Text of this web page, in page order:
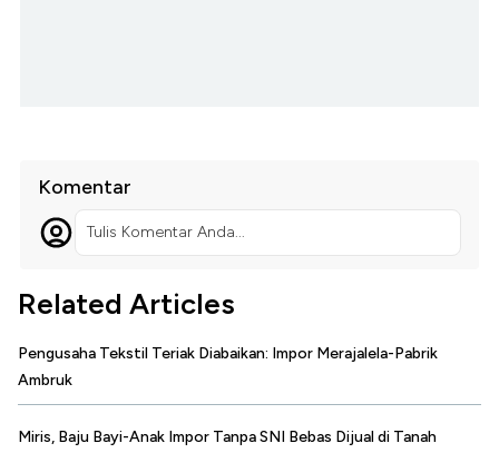
Komentar
Tulis Komentar Anda...
Related Articles
Pengusaha Tekstil Teriak Diabaikan: Impor Merajalela-Pabrik
Ambruk
Miris, Baju Bayi-Anak Impor Tanpa SNI Bebas Dijual di Tanah